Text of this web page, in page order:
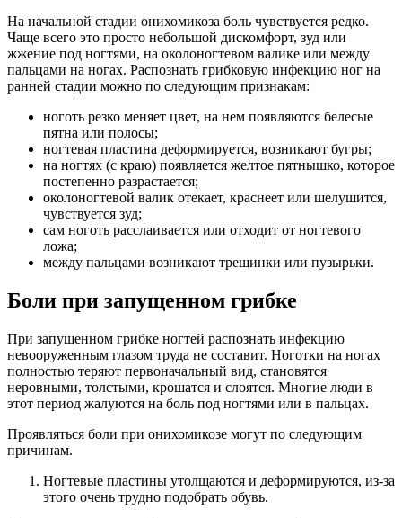
На начальной стадии онихомикоза боль чувствуется редко.
Чаще всего это просто небольшой дискомфорт, зуд или
жжение под ногтями, на околоногтевом валике или между
пальцами на ногах. Распознать грибковую инфекцию ног на
ранней стадии можно по следующим признакам:
ноготь резко меняет цвет, на нем появляются белесые
пятна или полосы;
ногтевая пластина деформируется, возникают бугры;
на ногтях (с краю) появляется желтое пятнышко, которое
постепенно разрастается;
околоногтевой валик отекает, краснеет или шелушится,
чувствуется зуд;
сам ноготь расслаивается или отходит от ногтевого
ложа;
между пальцами возникают трещинки или пузырьки.
Боли при запущенном грибке
При запущенном грибке ногтей распознать инфекцию
невооруженным глазом труда не составит. Ноготки на ногах
полностью теряют первоначальный вид, становятся
неровными, толстыми, крошатся и слоятся. Многие люди в
этот период жалуются на боль под ногтями или в пальцах.
Проявляться боли при онихомикозе могут по следующим
причинам.
Ногтевые пластины утолщаются и деформируются, из-за
этого очень трудно подобрать обувь.